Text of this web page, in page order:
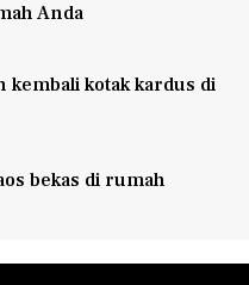
Anda
kotak kardus di
bekas di rumah